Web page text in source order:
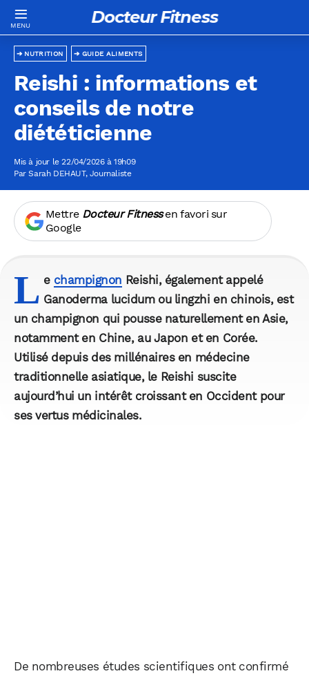
Docteur Fitness
GUIDE ALIMENTS
NUTRITION
Reishi : informations et
conseils de notre
diététicienne
Mis à jour le 22/04/2026 à 19h09
ParSarah DEHAUT, Journaliste
Mettre Docteur Fitnessen favori sur
Google
L e champignon Reishi, également appelé
Ganoderma lucidum ou lingzhi en chinois, est
un champignon qui pousse naturellement en Asie,
notamment en Chine, au Japon et en Corée.
Utilisé depuis des millénaires en médecine
traditionnelle asiatique, le Reishi suscite
aujourd’hui un intérêt croissant en Occident pour
ses vertus médicinales.
De nombreuses études scientifiques ont confirmé